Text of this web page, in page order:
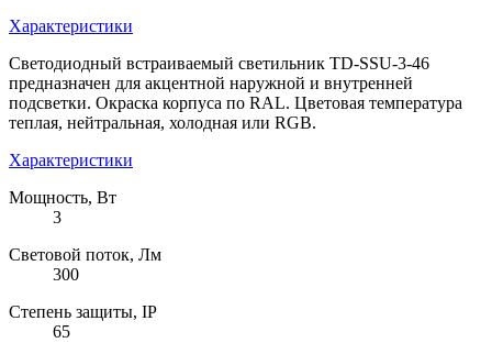
Характеристики
Светодиодный встраиваемый светильник TD-SSU-3-46
предназначен для акцентной наружной и внутренней
подсветки. Окраска корпуса по RAL. Цветовая температура
теплая, нейтральная, холодная или RGB.
Характеристики
Мощность, Вт
3
Световой поток, Лм
300
Степень защиты, IP
65